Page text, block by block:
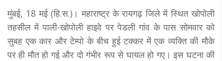
मुंबई, 18 मई (हि.स.)। महाराष्ट्र के रायगढ़ जिले में स्थित खोपोली
तहसील में पाली-खोपोली हाइवे पर पेडली गांव के पास सोमवार को
सुबह एक कार और टेम्पो के बीच हुई टक्कर में एक व्यक्ति की मौके
पर ही मौत हो गई और दो गंभीर रूप से घायल हो गए। इस घटना की